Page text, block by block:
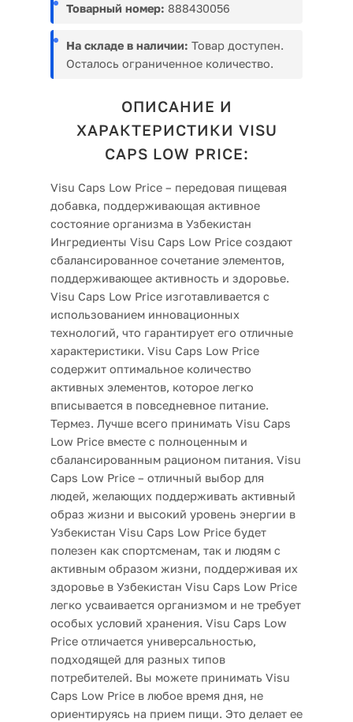
Товарный номер: 888430056
На складе в наличии: Товар доступен.
Осталось ограниченное количество.
ОПИСАНИЕ И
ХАРАКТЕРИСТИКИ VISU
CAPS LOW PRICE:
Visu Caps Low Price – передовая пищевая
добавка, поддерживающая активное
состояние организма в Узбекистан
Ингредиенты Visu Caps Low Price создают
сбалансированное сочетание элементов,
поддерживающее активность и здоровье.
Visu Caps Low Price изготавливается с
использованием инновационных
технологий, что гарантирует его отличные
характеристики. Visu Caps Low Price
содержит оптимальное количество
активных элементов, которое легко
вписывается в повседневное питание.
Термез. Лучше всего принимать Visu Caps
Low Price вместе с полноценным и
сбалансированным рационом питания. Visu
Caps Low Price – отличный выбор для
людей, желающих поддерживать активный
образ жизни и высокий уровень энергии в
Узбекистан Visu Caps Low Price будет
полезен как спортсменам, так и людям с
активным образом жизни, поддерживая их
здоровье в Узбекистан Visu Caps Low Price
легко усваивается организмом и не требует
особых условий хранения. Visu Caps Low
Price отличается универсальностью,
подходящей для разных типов
потребителей. Вы можете принимать Visu
Caps Low Price в любое время дня, не
ориентируясь на прием пищи. Это делает ее